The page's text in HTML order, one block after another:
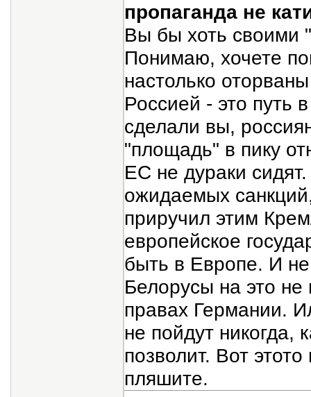
пропаганда не
Вы бы хоть своими
Понимаю, хочете
настолько
Россией - это путь
сделали вы,
"площадь" в пику
ЕС не дураки
ожидаемых
приручил этим
европейское
быть в Европе. И
Белорусы на это
правах Германии.
не пойдут никогда,
позволит. Вот
пляшите.